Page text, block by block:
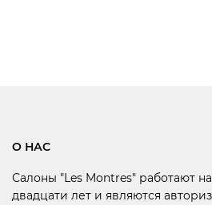
О НАС
Салоны "Les Montres" работают
двадцати лет и являются